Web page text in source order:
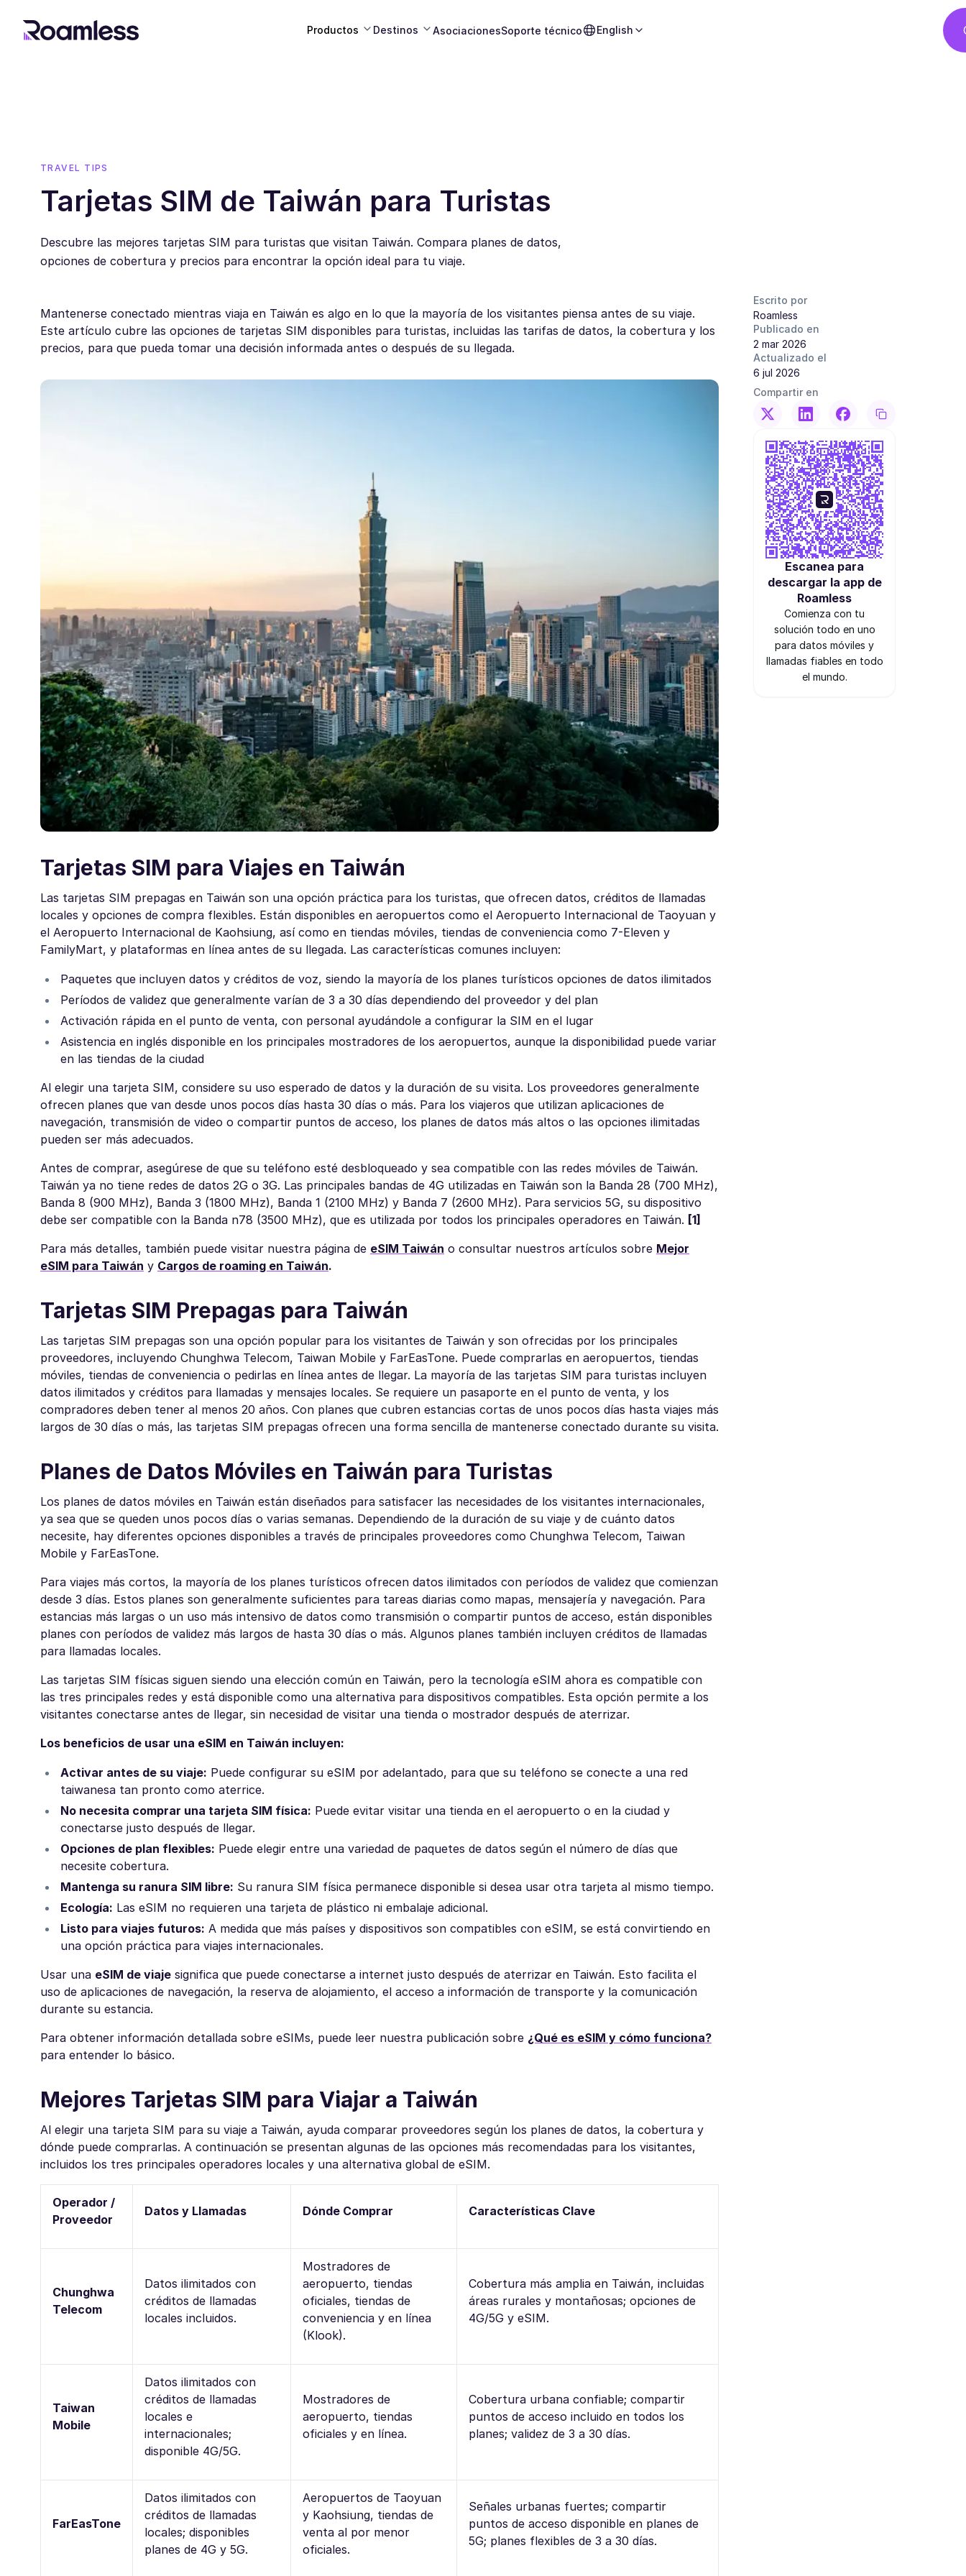
Productos Destinos AsociacionesSoporte técnico English
TRAVEL TIPS
Tarjetas SIM de Taiwán para Turistas
Descubre las mejores tarjetas SIM para turistas que visitan Taiwán. Compara planes de datos,
opciones de cobertura y precios para encontrar la opción ideal para tu viaje.
Mantenerse conectado mientras viaja en Taiwán es algo en lo que la mayoría de los visitantes piensa antes de su viaje.
Este artículo cubre las opciones de tarjetas SIM disponibles para turistas, incluidas las tarifas de datos, la cobertura y los
precios, para que pueda tomar una decisión informada antes o después de su llegada.
Tarjetas SIM para Viajes en Taiwán
Las tarjetas SIM prepagas en Taiwán son una opción práctica para los turistas, que ofrecen datos, créditos de llamadas
locales y opciones de compra flexibles. Están disponibles en aeropuertos como el Aeropuerto Internacional de Taoyuan y
el Aeropuerto Internacional de Kaohsiung, así como en tiendas móviles, tiendas de conveniencia como 7-Eleven y
FamilyMart, y plataformas en línea antes de su llegada. Las características comunes incluyen:
Paquetes que incluyen datos y créditos de voz, siendo la mayoría de los planes turísticos opciones de datos ilimitados
Períodos de validez que generalmente varían de 3 a 30 días dependiendo del proveedor y del plan
Activación rápida en el punto de venta, con personal ayudándole a configurar la SIM en el lugar
Asistencia en inglés disponible en los principales mostradores de los aeropuertos, aunque la disponibilidad puede variar
en las tiendas de la ciudad
Al elegir una tarjeta SIM, considere su uso esperado de datos y la duración de su visita. Los proveedores generalmente
ofrecen planes que van desde unos pocos días hasta 30 días o más. Para los viajeros que utilizan aplicaciones de
navegación, transmisión de video o compartir puntos de acceso, los planes de datos más altos o las opciones ilimitadas
pueden ser más adecuados.
Antes de comprar, asegúrese de que su teléfono esté desbloqueado y sea compatible con las redes móviles de Taiwán.
Taiwán ya no tiene redes de datos 2G o 3G. Las principales bandas de 4G utilizadas en Taiwán son la Banda 28 (700 MHz),
Banda 8 (900 MHz), Banda 3 (1800 MHz), Banda 1 (2100 MHz) y Banda 7 (2600 MHz). Para servicios 5G, su dispositivo
debe ser compatible con la Banda n78 (3500 MHz), que es utilizada por todos los principales operadores en Taiwán. [1]
Para más detalles, también puede visitar nuestra página de eSIM Taiwán o consultar nuestros artículos sobre Mejor
eSIM para Taiwán y Cargos de roaming en Taiwán.
Tarjetas SIM Prepagas para Taiwán
Las tarjetas SIM prepagas son una opción popular para los visitantes de Taiwán y son ofrecidas por los principales
proveedores, incluyendo Chunghwa Telecom, Taiwan Mobile y FarEasTone. Puede comprarlas en aeropuertos, tiendas
móviles, tiendas de conveniencia o pedirlas en línea antes de llegar. La mayoría de las tarjetas SIM para turistas incluyen
datos ilimitados y créditos para llamadas y mensajes locales. Se requiere un pasaporte en el punto de venta, y los
compradores deben tener al menos 20 años. Con planes que cubren estancias cortas de unos pocos días hasta viajes más
largos de 30 días o más, las tarjetas SIM prepagas ofrecen una forma sencilla de mantenerse conectado durante su visita.
Planes de Datos Móviles en Taiwán para Turistas
Los planes de datos móviles en Taiwán están diseñados para satisfacer las necesidades de los visitantes internacionales,
ya sea que se queden unos pocos días o varias semanas. Dependiendo de la duración de su viaje y de cuánto datos
necesite, hay diferentes opciones disponibles a través de principales proveedores como Chunghwa Telecom, Taiwan
Mobile y FarEasTone.
Para viajes más cortos, la mayoría de los planes turísticos ofrecen datos ilimitados con períodos de validez que comienzan
desde 3 días. Estos planes son generalmente suficientes para tareas diarias como mapas, mensajería y navegación. Para
estancias más largas o un uso más intensivo de datos como transmisión o compartir puntos de acceso, están disponibles
planes con períodos de validez más largos de hasta 30 días o más. Algunos planes también incluyen créditos de llamadas
para llamadas locales.
Las tarjetas SIM físicas siguen siendo una elección común en Taiwán, pero la tecnología eSIM ahora es compatible con
las tres principales redes y está disponible como una alternativa para dispositivos compatibles. Esta opción permite a los
visitantes conectarse antes de llegar, sin necesidad de visitar una tienda o mostrador después de aterrizar.
Los beneficios de usar una eSIM en Taiwán incluyen:
Activar antes de su viaje: Puede configurar su eSIM por adelantado, para que su teléfono se conecte a una red
taiwanesa tan pronto como aterrice.
No necesita comprar una tarjeta SIM física: Puede evitar visitar una tienda en el aeropuerto o en la ciudad y
conectarse justo después de llegar.
Opciones de plan flexibles: Puede elegir entre una variedad de paquetes de datos según el número de días que
necesite cobertura.
Mantenga su ranura SIM libre: Su ranura SIM física permanece disponible si desea usar otra tarjeta al mismo tiempo.
Ecología: Las eSIM no requieren una tarjeta de plástico ni embalaje adicional.
Listo para viajes futuros: A medida que más países y dispositivos son compatibles con eSIM, se está convirtiendo en
una opción práctica para viajes internacionales.
Usar una eSIM de viaje significa que puede conectarse a internet justo después de aterrizar en Taiwán. Esto facilita el
uso de aplicaciones de navegación, la reserva de alojamiento, el acceso a información de transporte y la comunicación
durante su estancia.
Para obtener información detallada sobre eSIMs, puede leer nuestra publicación sobre ¿Qué es eSIM y cómo funciona?
para entender lo básico.
Mejores Tarjetas SIM para Viajar a Taiwán
Al elegir una tarjeta SIM para su viaje a Taiwán, ayuda comparar proveedores según los planes de datos, la cobertura y
dónde puede comprarlas. A continuación se presentan algunas de las opciones más recomendadas para los visitantes,
incluidos los tres principales operadores locales y una alternativa global de eSIM.
Operador /
Proveedor
Datos y Llamadas Dónde Comprar Características Clave
Chunghwa
Telecom
Datos ilimitados con
créditos de llamadas
locales incluidos.
Mostradores de
aeropuerto, tiendas
oficiales, tiendas de
conveniencia y en línea
(Klook).
Cobertura más amplia en Taiwán, incluidas
áreas rurales y montañosas; opciones de
4G/5G y eSIM.
Taiwan
Mobile
Datos ilimitados con
créditos de llamadas
locales e
internacionales;
disponible 4G/5G.
Mostradores de
aeropuerto, tiendas
oficiales y en línea.
Cobertura urbana confiable; compartir
puntos de acceso incluido en todos los
planes; validez de 3 a 30 días.
FarEasTone
Datos ilimitados con
créditos de llamadas
locales; disponibles
planes de 4G y 5G.
Aeropuertos de Taoyuan
y Kaohsiung, tiendas de
venta al por menor
oficiales.
Señales urbanas fuertes; compartir
puntos de acceso disponible en planes de
5G; planes flexibles de 3 a 30 días.
Escrito por
Roamless
Publicado en
2 mar 2026
Actualizado el
6 jul 2026
Compartir en
Escanea para
descargar la app de
Roamless
Comienza con tu
solución todo en uno
para datos móviles y
llamadas fiables en todo
el mundo.